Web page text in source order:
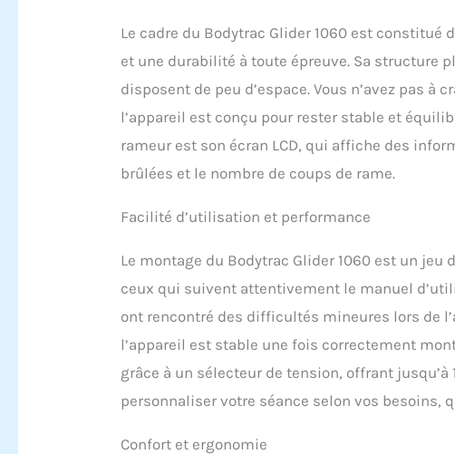
encore, müüv
Le cadre du Bodytrac Glider 1060 est
et une durabilité à toute épreuve. Sa structure
disposent de peu d’espace. Vous n’avez pas à
l’appareil est conçu pour rester stable et
rameur est son écran LCD, qui affiche des
brûlées et le nombre de coups de rame.
Facilité d’utilisation et performance
Le montage du Bodytrac Glider 1060 est un
ceux qui suivent attentivement le manuel
ont rencontré des difficultés mineures lors de
l’appareil est stable une fois correctement
grâce à un sélecteur de tension, offrant
personnaliser votre séance selon vos besoins,
Confort et ergonomie